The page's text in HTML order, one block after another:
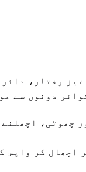
دونوں سے
اچھال کر واپس